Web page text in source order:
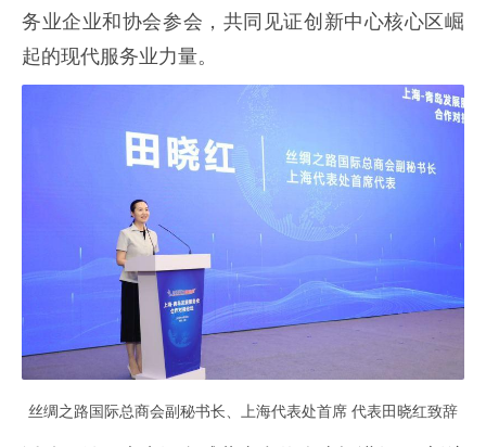
务业企业和协会参会，共同见证创新中心核心区崛
起的现代服务业力量。
丝绸之路国际总商会副秘书长、上海代表处首席 代表田晓红致辞